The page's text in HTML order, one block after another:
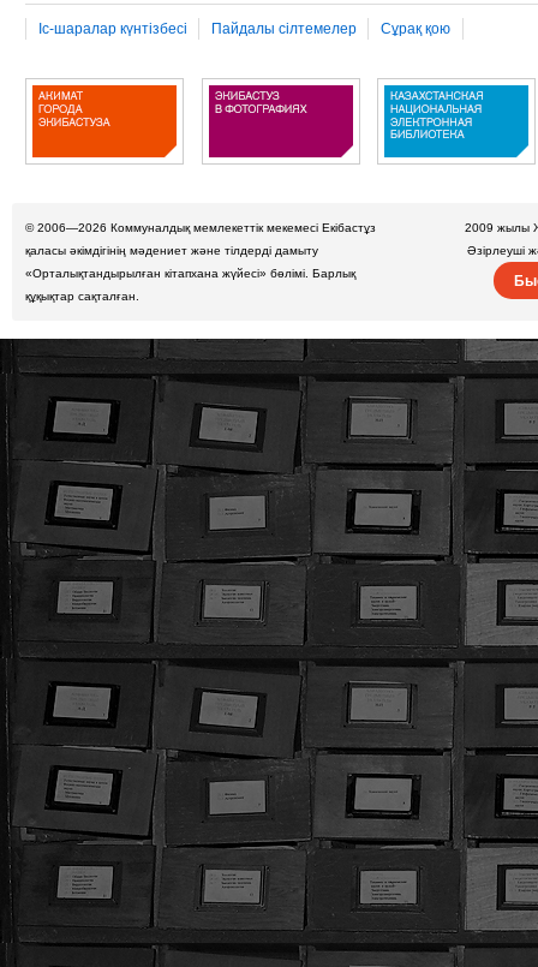
Іс-шаралар күнтізбесі Пайдалы сілтемелер Сұрақ қою
© 2006—2026 Коммуналдық мемлекеттік мекемесі Екібастұз
қаласы әкімдігінің мәдениет және тілдерді дамыту
«Орталықтандырылған кітапхана жүйесі» бөлімі. Барлық
құқықтар сақталған.
2009 жылы
Әзірлеуші